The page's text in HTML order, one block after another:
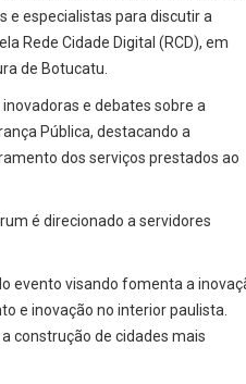
e especialistas para discutir a
Rede Cidade Digital (RCD), em
de Botucatu.
e debates sobre a
Pública, destacando a
dos serviços prestados ao
é direcionado a servidores
evento visando fomenta a
e inovação no interior paulista.
construção de cidades mais